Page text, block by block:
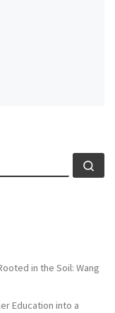
in the Soil: Wang
Education into a